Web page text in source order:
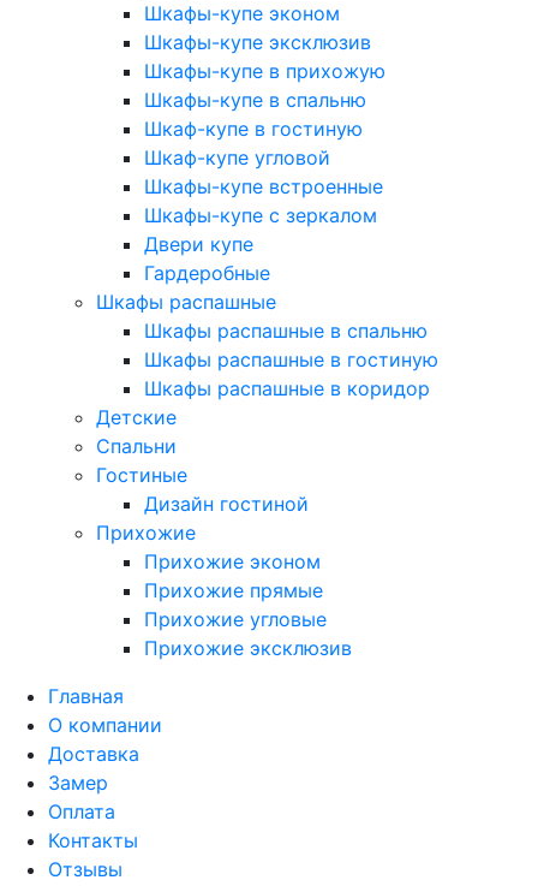
Шкафы-купе эконом
Шкафы-купе эксклюзив
Шкафы-купе в прихожую
Шкафы-купе в спальню
Шкаф-купе в гостиную
Шкаф-купе угловой
Шкафы-купе встроенные
Шкафы-купе с зеркалом
Двери купе
Гардеробные
Шкафы распашные
Шкафы распашные в спальню
Шкафы распашные в гостиную
Шкафы распашные в коридор
Детские
Спальни
Гостиные
Дизайн гостиной
Прихожие
Прихожие эконом
Прихожие прямые
Прихожие угловые
Прихожие эксклюзив
Главная
О компании
Доставка
Замер
Оплата
Контакты
Отзывы